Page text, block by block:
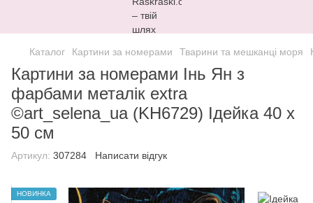
Каталог Картини за номерами Тварини та мешканці моря
Картини за номерами Інь Ян з
фарбами металік extra
©art_selena_ua (KH6729) Ідейка 40 х
50 см
Артикул: 307284 Написати відгук
НОВИНКА